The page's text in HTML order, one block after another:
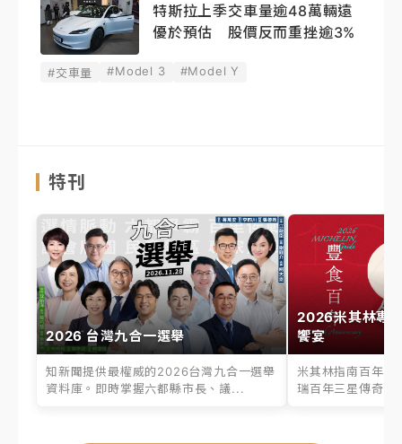
特斯拉上季交車量逾48萬輛遠
優於預估 股價反而重挫逾3%
#交車量 #Model 3 #Model Y
特刊
2026 台灣九合一選舉
知新聞提供最權威的2026台灣九合一選舉
資料庫。即時掌握六都縣市長、議...
2026米其林專
饗宴
米其林指南百年之
瑞百年三星傳奇、